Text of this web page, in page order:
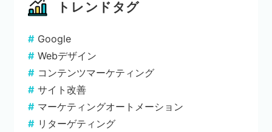
トレンドタグ
Google
Webデザイン
コンテンツマーケティング
サイト改善
マーケティングオートメーション
リターゲティング